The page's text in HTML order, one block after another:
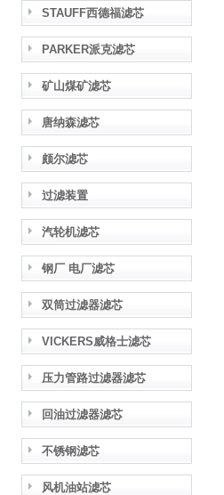
STAUFF西德福滤芯
PARKER派克滤芯
矿山煤矿滤芯
唐纳森滤芯
颇尔滤芯
过滤装置
汽轮机滤芯
钢厂 电厂滤芯
双筒过滤器滤芯
VICKERS威格士滤芯
压力管路过滤器滤芯
回油过滤器滤芯
不锈钢滤芯
风机油站滤芯